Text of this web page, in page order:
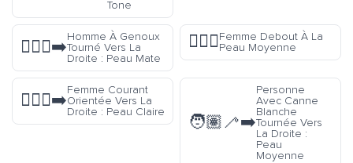
Tone
🧎🏾‍♂️‍➡️
Homme À Genoux
Tourné Vers La
Droite : Peau Mate
🧍🏽‍♀️Femme Debout À La
Peau Moyenne
🏃🏻‍♀️‍➡️
Femme Courant
Orientée Vers La
Droite : Peau Claire
🧑🏽‍🦯‍➡️
Personne
Avec Canne
Blanche
Tournée Vers
La Droite :
Peau
Moyenne